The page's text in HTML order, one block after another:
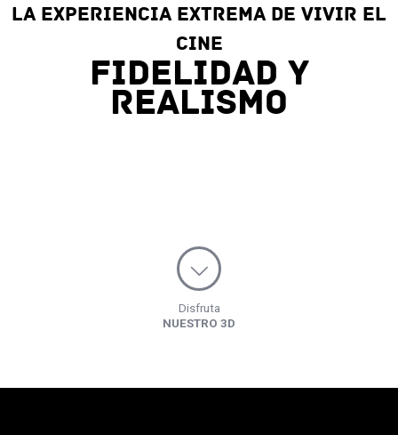
La experiencia extrema de vivir el
cine
Fidelidad y
realismo
Disfruta
NUESTRO 3D